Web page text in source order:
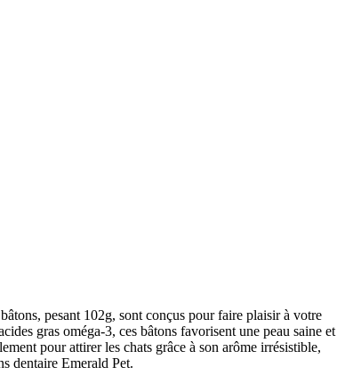
pesant 102g, sont conçus pour faire plaisir à votre
gras oméga-3, ces bâtons favorisent une peau saine et
pour attirer les chats grâce à son arôme irrésistible,
dentaire Emerald Pet.